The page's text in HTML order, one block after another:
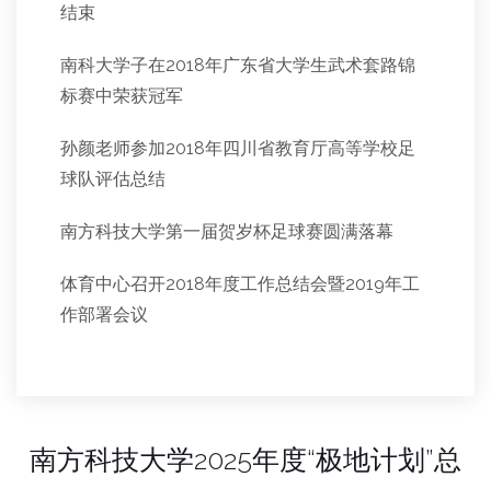
结束
南科大学子在2018年广东省大学生武术套路锦
标赛中荣获冠军
孙颜老师参加2018年四川省教育厅高等学校足
球队评估总结
南方科技大学第一届贺岁杯足球赛圆满落幕
体育中心召开2018年度工作总结会暨2019年工
作部署会议
南方科技大学2025年度“极地计划”总